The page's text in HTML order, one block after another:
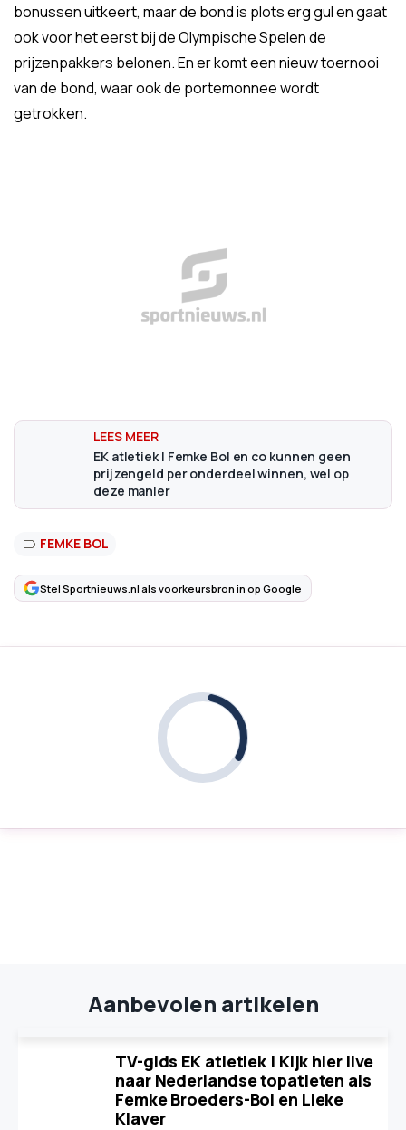
bonussen uitkeert, maar de bond is plots erg gul en gaat
ook voor het eerst bij de Olympische Spelen de
prijzenpakkers belonen. En er komt een nieuw toernooi
van de bond, waar ook de portemonnee wordt
getrokken.
EK atletiek | Femke Bol en co kunnen geen
prijzengeld per onderdeel winnen, wel op
deze manier
FEMKE BOL
Stel Sportnieuws.nl als voorkeursbron in op Google
Aanbevolen artikelen
TV-gids EK atletiek | Kijk hier live
naar Nederlandse topatleten als
Femke Broeders-Bol en Lieke
Klaver